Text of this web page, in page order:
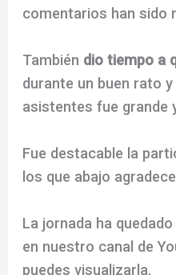
comentarios han sido
También dio tiempo a
durante un buen rato
asistentes fue grande
Fue destacable la
los que abajo
La jornada ha
en nuestro canal de
puedes visualizarla.